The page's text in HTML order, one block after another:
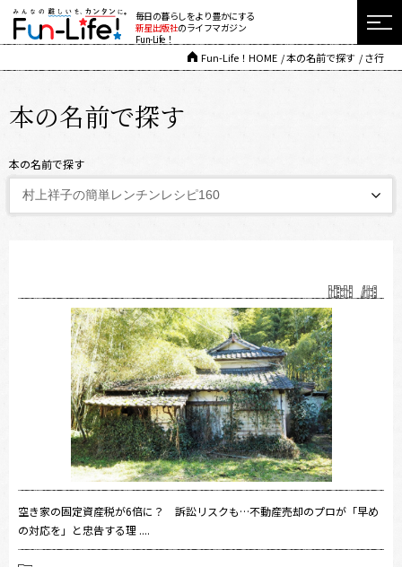
毎日の暮らしをより豊かにする
新星出版社のライフマガジン
Fun-Life！
Fun-Life！HOME 本の名前で探す さ行
本の名前で探す
本の名前で探す
空き家の固定資産税が6倍に？ 訴訟リスクも…不動産売却のプロが「早め
の対応を」と忠告する理 ....